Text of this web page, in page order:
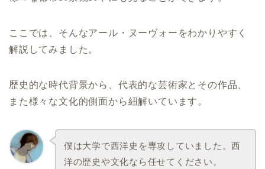
ここでは、そんなアール・ヌーヴォーをわかりやすく
解説してみました。
歴史的な時代背景から、代表的な芸術家とその作品、
また様々な文化的側面から紐解いています。
僕は大学で西洋史を専攻していました。西
洋の歴史や文化なら任せてください。